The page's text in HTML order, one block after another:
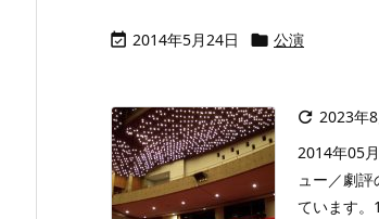
 2014年5月24日  公演
 2023年
2014年05
ュー／劇
ています